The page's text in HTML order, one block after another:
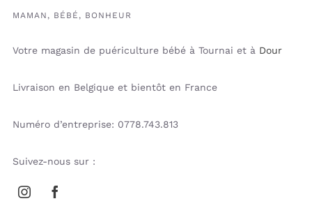
MAMAN, BÉBÉ, BONHEUR
Votre magasin de puériculture bébé à Tournai et à Dour
Livraison en Belgique et bientôt en France
Numéro d’entreprise: 0778.743.813
Suivez-nous sur :